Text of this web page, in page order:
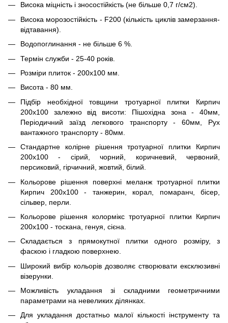
Висока міцність і зносостійкість (не більше 0,7 г/см2).
Висока морозостійкість - F200 (кількість циклів замерзання-
відтавання).
Водопоглинання - не більше 6 %.
Термін служби - 25-40 років.
Розміри плиток - 200х100 мм.
Висота - 80 мм.
Підбір необхідної товщини тротуарної плитки Кирпич
200х100 залежно від висоти: Пішохідна зона - 40мм,
Періодичний заїзд легкового транспорту - 60мм, Рух
вантажного транспорту - 80мм.
Стандартне колірне рішення тротуарної плитки Кирпич
200х100 - сірий, чорний, коричневий, червоний,
персиковий, гірчичний, жовтий, білий.
Кольорове рішення поверхні меланж тротуарної плитки
Кирпич 200х100 - танжерин, корал, помаранч, бісер,
сільвер, перли.
Кольорове рішення колормікс тротуарної плитки Кирпич
200х100 - тоскана, генуя, сієна.
Складається з прямокутної плитки одного розміру, з
фаскою і гладкою поверхнею.
Широкий вибір кольорів дозволяє створювати ексклюзивні
візерунки.
Можливість укладання зі складними геометричними
параметрами на невеликих ділянках.
Для укладання достатньо малої кількості інструменту та